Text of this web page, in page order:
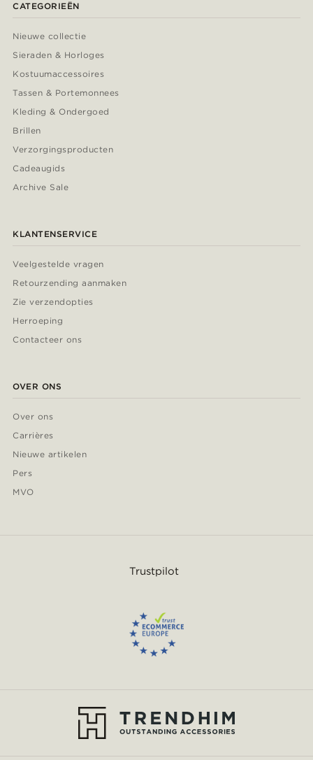
CATEGORIEËN
Nieuwe collectie
Sieraden & Horloges
Kostuumaccessoires
Tassen & Portemonnees
Kleding & Ondergoed
Brillen
Verzorgingsproducten
Cadeaugids
Archive Sale
KLANTENSERVICE
Veelgestelde vragen
Retourzending aanmaken
Zie verzendopties
Herroeping
Contacteer ons
OVER ONS
Over ons
Carrières
Nieuwe artikelen
Pers
MVO
Trustpilot